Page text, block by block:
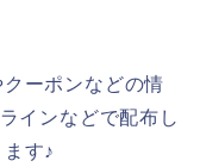
ーポンなどの情
インなどで配布し
す♪